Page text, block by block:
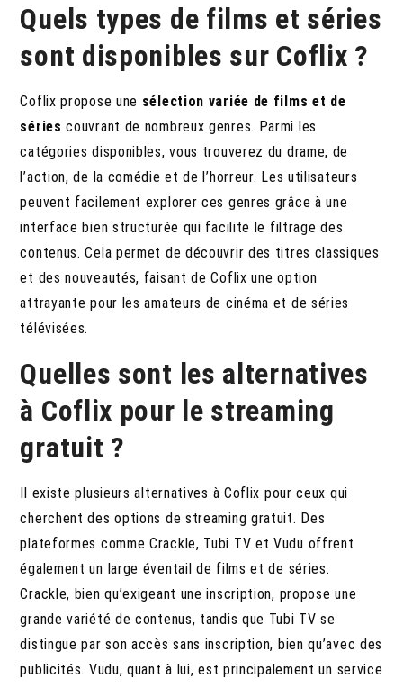
Quels types de films et séries
sont disponibles sur Coflix ?
Coflix propose une sélection variée de films et de
séries couvrant de nombreux genres. Parmi les
catégories disponibles, vous trouverez du drame, de
l’action, de la comédie et de l’horreur. Les utilisateurs
peuvent facilement explorer ces genres grâce à une
interface bien structurée qui facilite le filtrage des
contenus. Cela permet de découvrir des titres classiques
et des nouveautés, faisant de Coflix une option
attrayante pour les amateurs de cinéma et de séries
télévisées.
Quelles sont les alternatives
à Coflix pour le streaming
gratuit ?
Il existe plusieurs alternatives à Coflix pour ceux qui
cherchent des options de streaming gratuit. Des
plateformes comme Crackle, Tubi TV et Vudu offrent
également un large éventail de films et de séries.
Crackle, bien qu’exigeant une inscription, propose une
grande variété de contenus, tandis que Tubi TV se
distingue par son accès sans inscription, bien qu’avec des
publicités. Vudu, quant à lui, est principalement un service